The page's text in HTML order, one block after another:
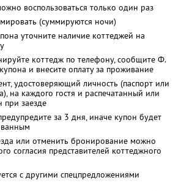
воспользоваться только один раз
(суммируются ночи)
уточните наличие коттеджей на
коттедж по телефону, сообщите Ф.
и внесите оплату за проживание
удостоверяющий личность (паспорт или
на каждого гостя и распечатанный или
при заезде
за 3 дня, иначе купон будет
или отменить бронирование можно
согласия представителей коттеджного
с другими спецпредложениями